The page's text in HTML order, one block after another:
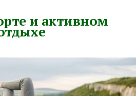
и активном